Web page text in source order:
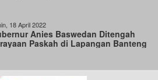
18 April 2022
Anies Baswedan Ditengah
Paskah di Lapangan Banteng